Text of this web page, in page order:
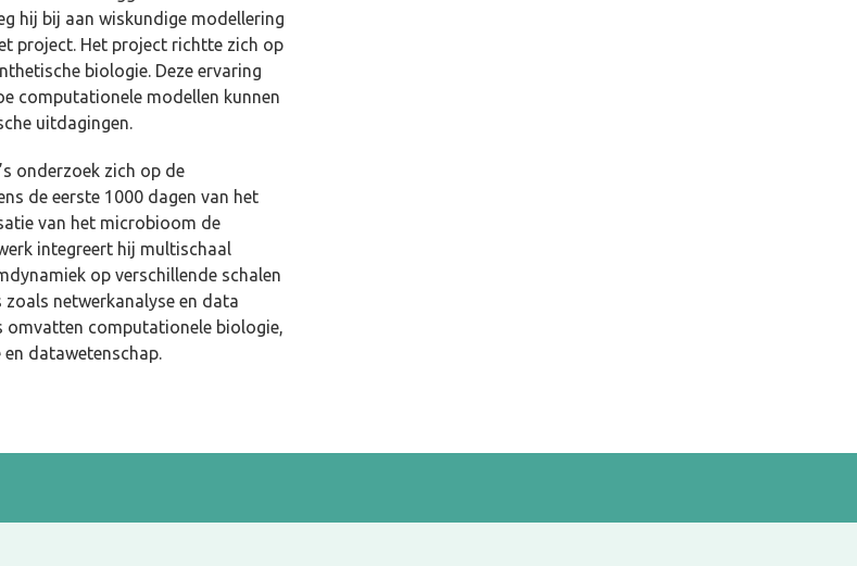
hij bij aan wiskundige modellering
project. Het project richtte zich op
biologie. Deze ervaring
computationele modellen kunnen
uitdagingen.
onderzoek zich op de
de eerste 1000 dagen van het
van het microbioom de
integreert hij multischaal
op verschillende schalen
netwerkanalyse en data
omvatten computationele biologie,
datawetenschap.